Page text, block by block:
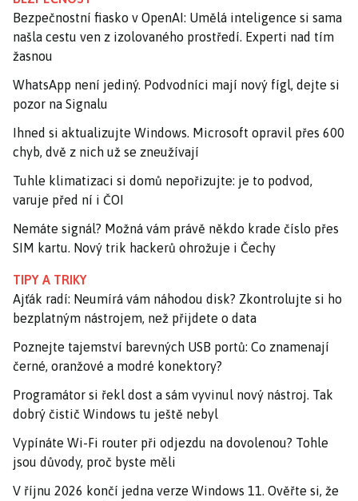
Bezpečnostní fiasko v OpenAI: Umělá inteligence si sama
našla cestu ven z izolovaného prostředí. Experti nad tím
žasnou
WhatsApp není jediný. Podvodníci mají nový fígl, dejte si
pozor na Signalu
Ihned si aktualizujte Windows. Microsoft opravil přes 600
chyb, dvě z nich už se zneužívají
Tuhle klimatizaci si domů nepořizujte: je to podvod,
varuje před ní i ČOI
Nemáte signál? Možná vám právě někdo krade číslo přes
SIM kartu. Nový trik hackerů ohrožuje i Čechy
TIPY A TRIKY
Ajťák radí: Neumírá vám náhodou disk? Zkontrolujte si ho
bezplatným nástrojem, než přijdete o data
Poznejte tajemství barevných USB portů: Co znamenají
černé, oranžové a modré konektory?
Programátor si řekl dost a sám vyvinul nový nástroj. Tak
dobrý čistič Windows tu ještě nebyl
Vypínáte Wi-Fi router při odjezdu na dovolenou? Tohle
jsou důvody, proč byste měli
V říjnu 2026 končí jedna verze Windows 11. Ověřte si, že